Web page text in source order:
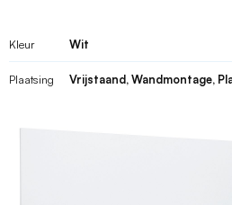
Kleur Wit
Plaatsing Vrijstaand, Wandmontage,